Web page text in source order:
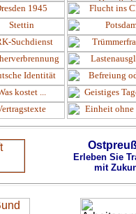
Erleben Sie
mit